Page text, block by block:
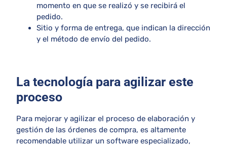
momento en que se realizó y se recibirá el
pedido.
Sitio y forma de entrega, que indican la dirección
y el método de envío del pedido.
La tecnología para agilizar este
proceso
Para mejorar y agilizar el proceso de elaboración y
gestión de las órdenes de compra, es altamente
recomendable utilizar un software especializado,